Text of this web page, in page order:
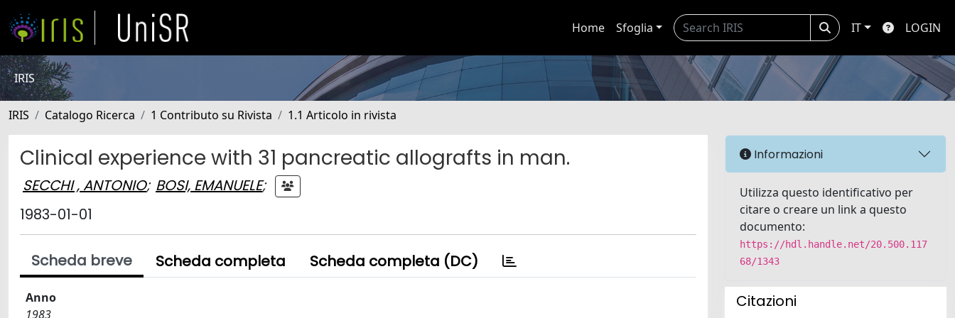
Home Sfoglia IT LOGIN
IRIS
IRIS Catalogo Ricerca 1 Contributo su Rivista 1.1 Articolo in rivista
Clinical experience with 31 pancreatic allografts in man.
SECCHI , ANTONIO; BOSI, EMANUELE;
1983-01-01
Scheda breve Scheda completa Scheda completa (DC)
Anno
1983
Informazioni
Utilizza questo identificativo per
citare o creare un link a questo
documento:
https://hdl.handle.net/20.500.117
68/1343
Citazioni